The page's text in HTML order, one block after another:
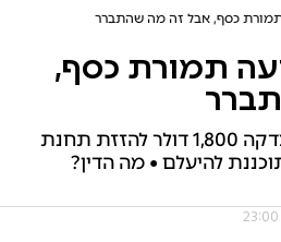
כסף, אבל זה מה שהתברר
תמורת כסף,
יהודי שלשל בעצת הרב לצדקה 1,800 דולר להזזת תחנת
להיעלם • מה הדין?